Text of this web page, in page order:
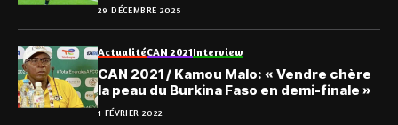
29 DÉCEMBRE 2025
ActualitéCAN 2021Interview
CAN 2021 / Kamou Malo: « Vendre chère
la peau du Burkina Faso en demi-finale »
1 FÉVRIER 2022